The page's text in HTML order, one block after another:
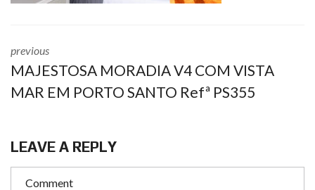
previous
MAJESTOSA MORADIA V4 COM VISTA
MAR EM PORTO SANTO Refª PS355
LEAVE A REPLY